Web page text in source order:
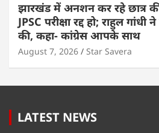
झारखंड में अनशन कर रहे छात्र
JPSC परीक्षा रद्द हो; राहुल गांधी
की, कहा- कांग्रेस आपके साथ
August 7, 2026 Star Savera
LATEST NEWS